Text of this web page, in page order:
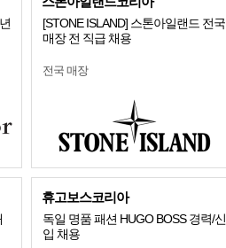
[STONE ISLAND] 스톤아일랜드 전국
매장 전 직급 채용
전국 매장
휴고보스코리아
독일 명품 패션 HUGO BOSS 경력/신
입 채용